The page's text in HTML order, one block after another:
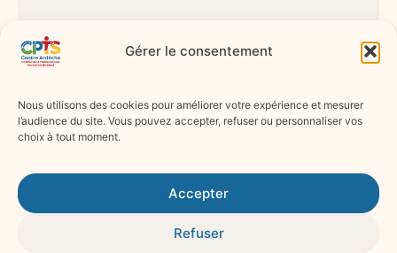
Gérer le consentement
Nous utilisons des cookies pour améliorer votre expérience et mesurer
l’audience du site. Vous pouvez accepter, refuser ou personnaliser vos
choix à tout moment.
Accepter
Refuser
Nos missions
Mentions légales
Politique de confidentialité
Politique de cookies